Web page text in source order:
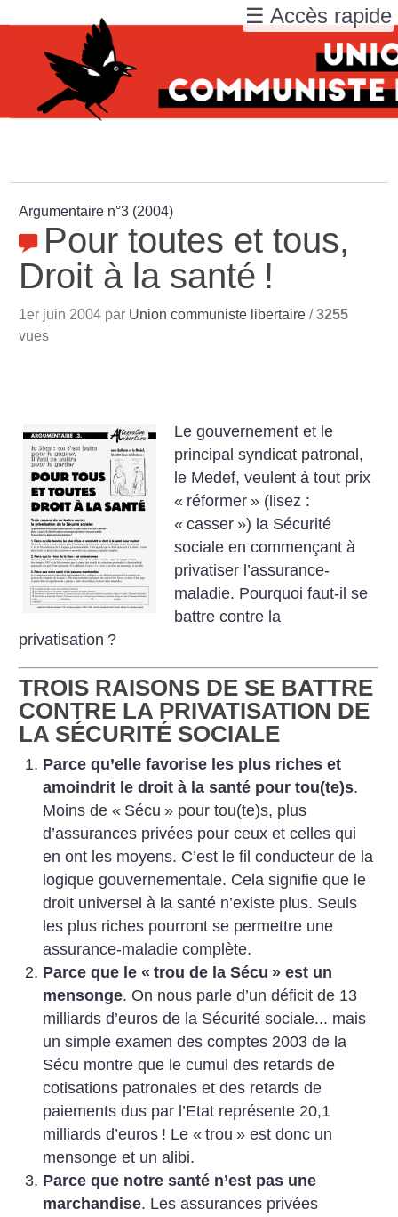
Argumentaire n°3 (2004)
Pour toutes et tous,
Droit à la santé !
1er juin 2004 par Union communiste libertaire /3255
vues
Le gouvernement et le
principal syndicat patronal,
le Medef, veulent à tout prix
« réformer » (lisez :
« casser ») la Sécurité
sociale en commençant à
privatiser l’assurance-
maladie. Pourquoi faut-il se
battre contre la
privatisation ?
TROIS RAISONS DE SE BATTRE
CONTRE LA PRIVATISATION DE
LA SÉCURITÉ SOCIALE
Parce qu’elle favorise les plus riches et
amoindrit le droit à la santé pour tou(te)s.
Moins de « Sécu » pour tou(te)s, plus
d’assurances privées pour ceux et celles qui
en ont les moyens. C’est le fil conducteur de la
logique gouvernementale. Cela signifie que le
droit universel à la santé n’existe plus. Seuls
les plus riches pourront se permettre une
assurance-maladie complète.
Parce que le « trou de la Sécu » est un
mensonge. On nous parle d’un déficit de 13
milliards d’euros de la Sécurité sociale... mais
un simple examen des comptes 2003 de la
Sécu montre que le cumul des retards de
cotisations patronales et des retards de
paiements dus par l’Etat représente 20,1
milliards d’euros ! Le « trou » est donc un
mensonge et un alibi.
Parce que notre santé n’est pas une
marchandise. Les assurances privées
☰ Accès rapide